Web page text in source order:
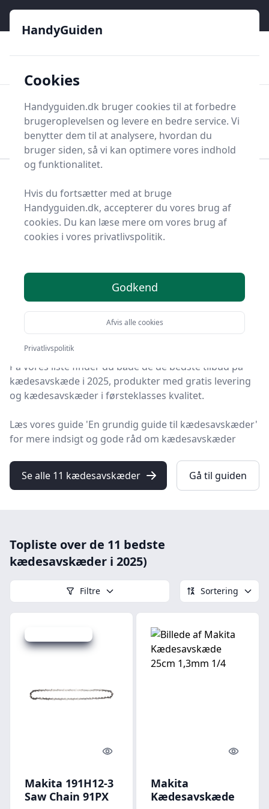
HandyGuiden
Søg nu
Søg nu
Håndværktøj
Save og tilbehør
Topliste over de 11
bedste kædesavskæder
i 2025
HandyGuiden er stedet at finde kædesavskæder. Vi har
samlet 11 top-produkter, så du hurtigt kan vælge det
bedste.
På vores liste finder du både de de bedste tilbud på
kædesavskæde i 2025, produkter med gratis levering
og kædesavskæder i førsteklasses kvalitet.
Læs vores guide 'En grundig guide til kædesavskæder'
for mere indsigt og gode råd om kædesavskæder
Se alle 11 kædesavskæder Gå til guiden
Topliste over de 11 bedste
kædesavskæder i 2025)
Filtre Sortering
Quick look
Makita 191H12-3
Saw Chain 91PX
Quick
Makita
Kædesavskæde
HandyGuiden
Cookies
Handyguiden.dk bruger cookies til at forbedre
brugeroplevelsen og levere en bedre service. Vi
benytter dem til at analysere, hvordan du
bruger siden, så vi kan optimere vores indhold
og funktionalitet.
Hvis du fortsætter med at bruge
Handyguiden.dk, accepterer du vores brug af
cookies. Du kan læse mere om vores brug af
cookies i vores privatlivspolitik.
Godkend
Afvis alle cookies
Privatlivspolitik